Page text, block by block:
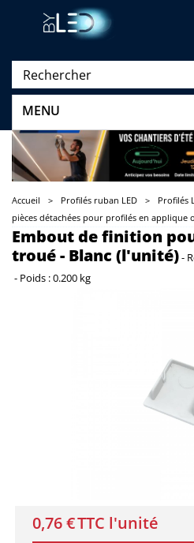
MENU
Accueil > Profilés ruban LED > Profilés
pièces détachées pour profilés en applique
Embout de finition
troué - Blanc (l'unité)-
- Poids :0.200 kg
0,76 €TTC l'unité